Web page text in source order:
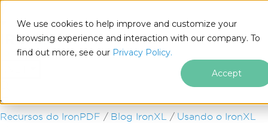
We use cookies to help improve and customize your
browsing experience and interaction with our company. To
find out more, see our Privacy Policy.
Accept
Ir para o conteúdo do rodapé
Recursos do IronPDF Blog IronXL
Usando o IronXL